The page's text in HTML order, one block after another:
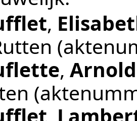
,
, Arnold